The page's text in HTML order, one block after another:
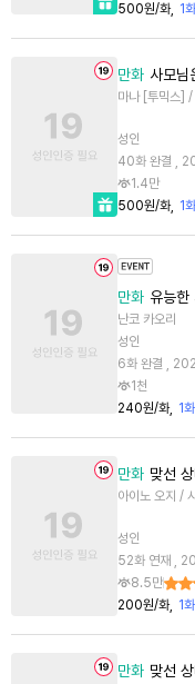
500원/화
1
만화 사모님
마나 [투믹스] /
성인
40화 완결 ,
1.4만
500원/화
1
만화 유능한
난코 카오리
성인
6화 완결 ,
1천
240원/화
1
만화 맞선
아이노 오지 /
성인
52화 연재 ,
8.5만
200원/화
1
만화 맞선